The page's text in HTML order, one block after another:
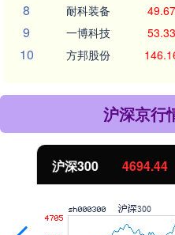
8 耐科装备 49.67
9 一博科技 53.33
10 方邦股份
沪深京行
北证50 1134.24